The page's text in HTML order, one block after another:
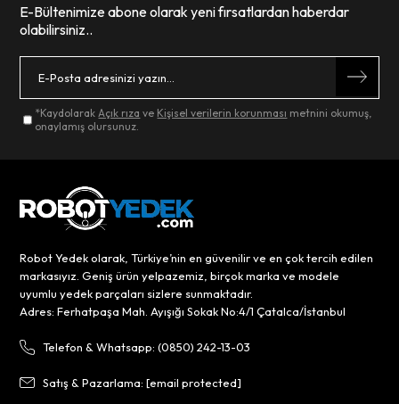
E-Bültenimize abone olarak yeni fırsatlardan haberdar
olabilirsiniz..
*KaydolarakAçık rıza ve Kişisel verilerin korunması metnini okumuş,
onaylamış olursunuz.
Robot Yedek olarak, Türkiye’nin en güvenilir ve en çok tercih edilen
markasıyız. Geniş ürün yelpazemiz, birçok marka ve modele
uyumlu yedek parçaları sizlere sunmaktadır.
Adres: Ferhatpaşa Mah. Ayışığı Sokak No:4/1 Çatalca/İstanbul
Telefon & Whatsapp: (0850) 242-13-03
Satış & Pazarlama:[email protected]